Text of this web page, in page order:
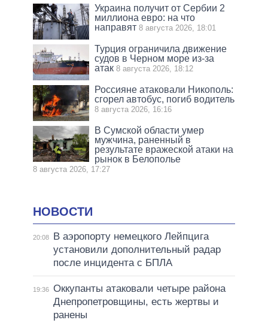
Украина получит от Сербии 2
миллиона евро: на что
направят 8 августа 2026, 18:01
Турция ограничила движение
судов в Черном море из-за
атак 8 августа 2026, 18:12
Россияне атаковали Никополь:
сгорел автобус, погиб водитель
8 августа 2026, 16:16
В Сумской области умер
мужчина, раненный в
результате вражеской атаки на
рынок в Белополье
8 августа 2026, 17:27
НОВОСТИ
20:08
В аэропорту немецкого Лейпцига
установили дополнительный радар
после инцидента с БПЛА
19:36 Оккупанты атаковали четыре района
Днепропетровщины, есть жертвы и
ранены